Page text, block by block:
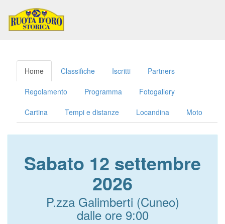
Home Classifiche Iscritti Partners
Regolamento Programma Fotogallery
Cartina Tempi e distanze Locandina Moto
Sabato 12 settembre
2026
P.zza Galimberti (Cuneo)
dalle ore 9:00